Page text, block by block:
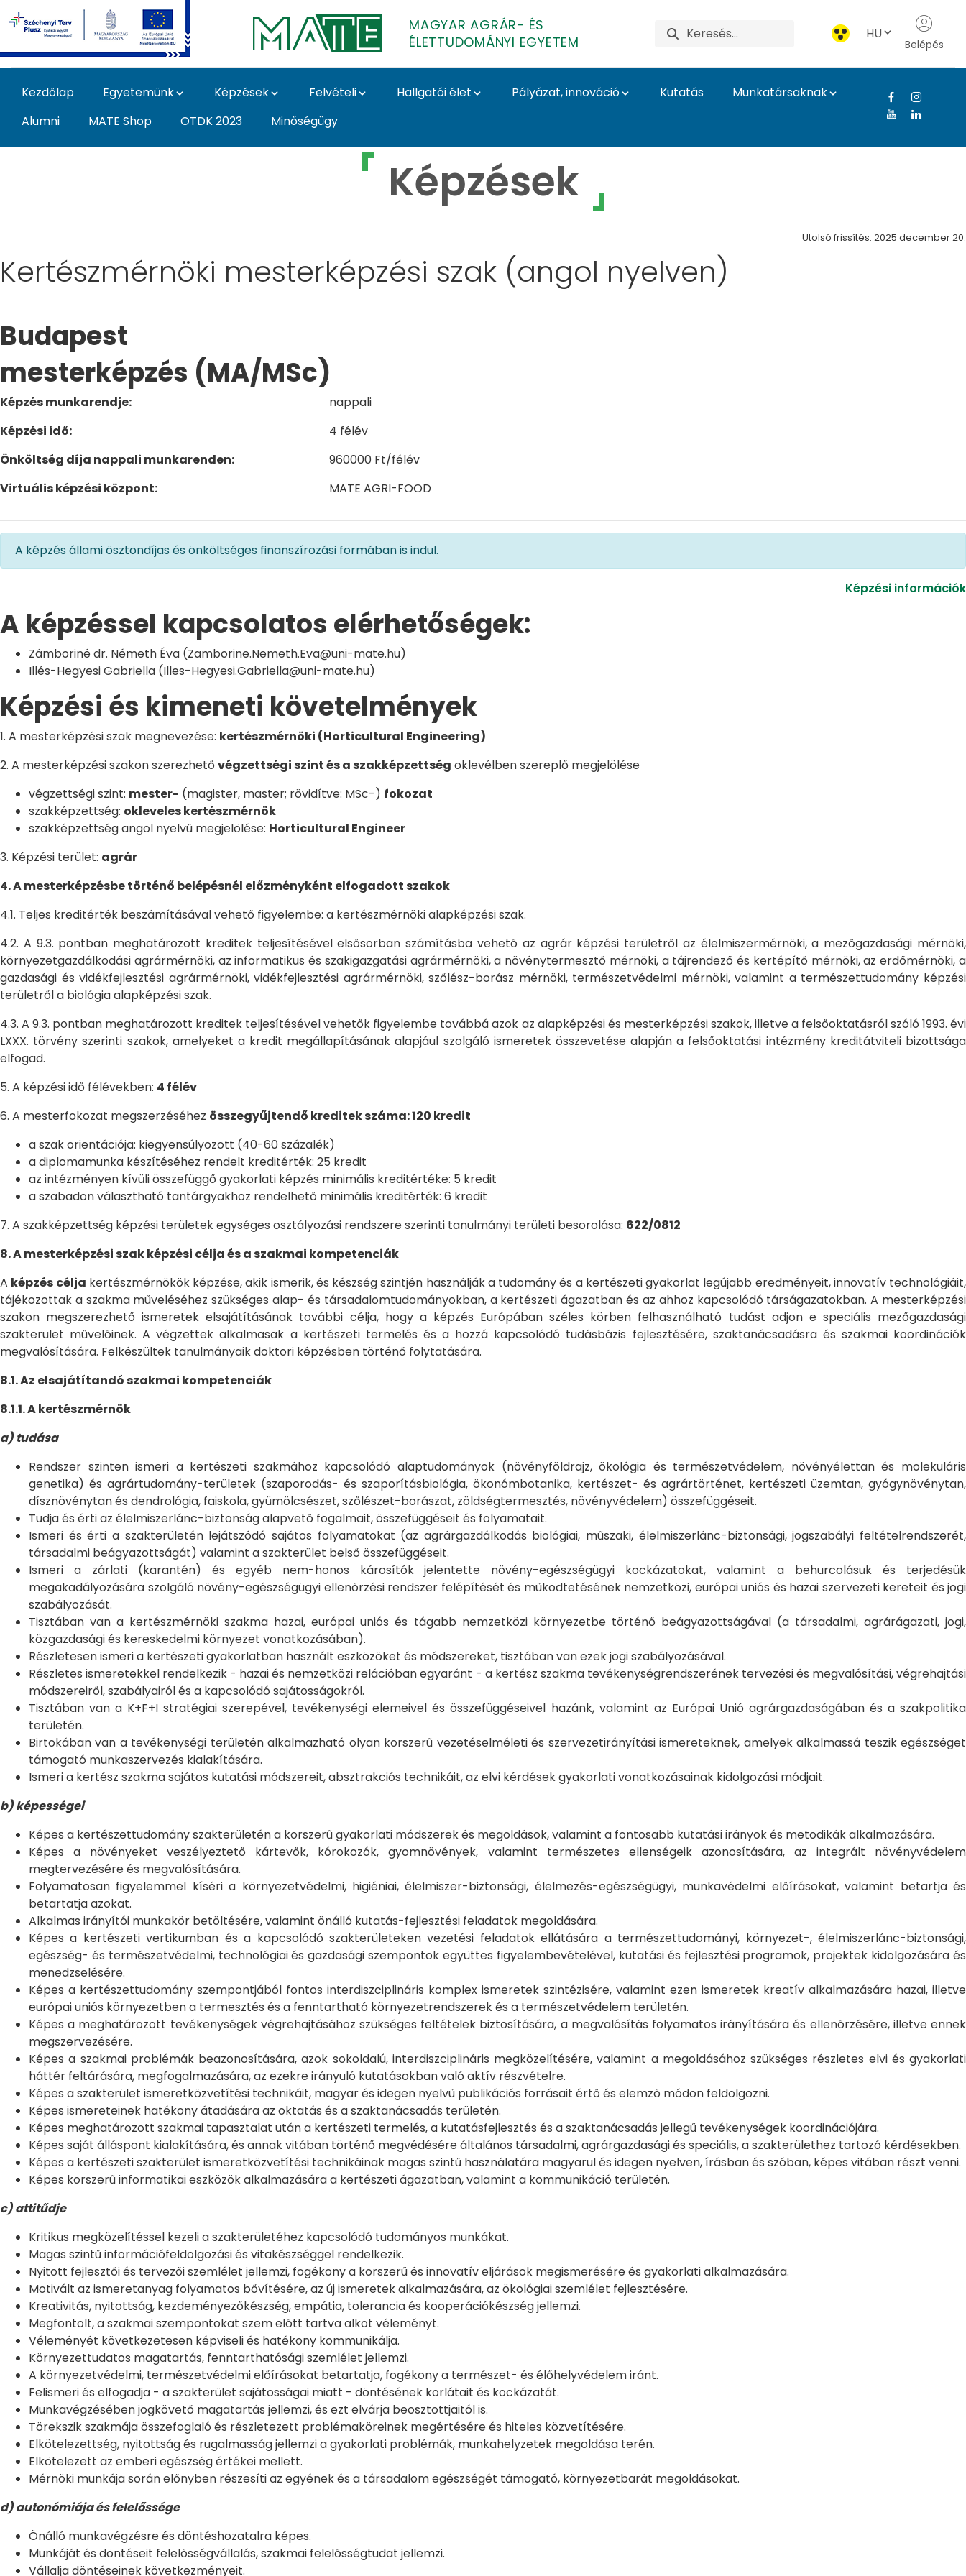
Ugrás a fő tartalomhoz
MAGYAR AGRÁR- ÉS
ÉLETTUDOMÁNYI EGYETEM
HU
Belépés
Kezdőlap Egyetemünk Képzések Felvételi Hallgatói élet Pályázat, innováció Kutatás
Munkatársaknak
Alumni
MATE Shop OTDK 2023 Minőségügy
Képzés - Magyar Agrár- és Élettudományi Egyetem
Képzések
Utolsó frissítés: 2025 december 20.
Kertészmérnöki mesterképzési szak (angol nyelven)
Budapest
mesterképzés (MA/MSc)
Képzés munkarendje:
nappali
Képzési idő:
4 félév
Önköltség díja nappali munkarenden:
960000 Ft/félév
Virtuális képzési központ:
MATE AGRI-FOOD
​​​​A képzés állami ösztöndíjas és önköltséges finanszírozási formában is indul.
Képzési információk
A képzéssel kapcsolatos elérhetőségek:
Zámboriné dr. Németh Éva (Zamborine.Nemeth.Eva@uni-mate.hu)
Illés-Hegyesi Gabriella (Illes-Hegyesi.Gabriella@uni-mate.hu)
Képzési és kimeneti követelmények
1. A mesterképzési szak megnevezése: kertészmérnöki (Horticultural Engineering)
2. A mesterképzési szakon szerezhető végzettségi szint és a szakképzettség oklevélben szereplő megjelölése
végzettségi szint: mester- (magister, master; rövidítve: MSc-) fokozat
szakképzettség: okleveles kertészmérnök
szakképzettség angol nyelvű megjelölése: Horticultural Engineer
3. Képzési terület: agrár
4. A mesterképzésbe történő belépésnél előzményként elfogadott szakok
4.1. Teljes kreditérték beszámításával vehető figyelembe: a kertészmérnöki alapképzési szak.
4.2. A 9.3. pontban meghatározott kreditek teljesítésével elsősorban számításba vehető az agrár képzési területről az élelmiszermérnöki, a mezőgazdasági mérnöki,
környezetgazdálkodási agrármérnöki, az informatikus és szakigazgatási agrármérnöki, a növénytermesztő mérnöki, a tájrendező és kertépítő mérnöki, az erdőmérnöki, a
gazdasági és vidékfejlesztési agrármérnöki, vidékfejlesztési agrármérnöki, szőlész-borász mérnöki, természetvédelmi mérnöki, valamint a természettudomány képzési
területről a biológia alapképzési szak.
4.3. A 9.3. pontban meghatározott kreditek teljesítésével vehetők figyelembe továbbá azok az alapképzési és mesterképzési szakok, illetve a felsőoktatásról szóló 1993. évi
LXXX. törvény szerinti szakok, amelyeket a kredit megállapításának alapjául szolgáló ismeretek összevetése alapján a felsőoktatási intézmény kreditátviteli bizottsága
elfogad.
5. A képzési idő félévekben: 4 félév
6. A mesterfokozat megszerzéséhez összegyűjtendő kreditek száma: 120 kredit
a szak orientációja: kiegyensúlyozott (40-60 százalék)
a diplomamunka készítéséhez rendelt kreditérték: 25 kredit
az intézményen kívüli összefüggő gyakorlati képzés minimális kreditértéke: 5 kredit
a szabadon választható tantárgyakhoz rendelhető minimális kreditérték: 6 kredit
7. A szakképzettség képzési területek egységes osztályozási rendszere szerinti tanulmányi területi besorolása: 622/0812
8. A mesterképzési szak képzési célja és a szakmai kompetenciák
A képzés célja kertészmérnökök képzése, akik ismerik, és készség szintjén használják a tudomány és a kertészeti gyakorlat legújabb eredményeit, innovatív technológiáit,
tájékozottak a szakma műveléséhez szükséges alap- és társadalomtudományokban, a kertészeti ágazatban és az ahhoz kapcsolódó társágazatokban. A mesterképzési
szakon megszerezhető ismeretek elsajátításának további célja, hogy a képzés Európában széles körben felhasználható tudást adjon e speciális mezőgazdasági
szakterület művelőinek. A végzettek alkalmasak a kertészeti termelés és a hozzá kapcsolódó tudásbázis fejlesztésére, szaktanácsadásra és szakmai koordinációk
megvalósítására. Felkészültek tanulmányaik doktori képzésben történő folytatására.
8.1. Az elsajátítandó szakmai kompetenciák
8.1.1. A kertészmérnök
a) tudása
Rendszer szinten ismeri a kertészeti szakmához kapcsolódó alaptudományok (növényföldrajz, ökológia és természetvédelem, növényélettan és molekuláris
genetika) és agrártudomány-területek (szaporodás- és szaporításbiológia, ökonómbotanika, kertészet- és agrártörténet, kertészeti üzemtan, gyógynövénytan,
dísznövénytan és dendrológia, faiskola, gyümölcsészet, szőlészet-borászat, zöldségtermesztés, növényvédelem) összefüggéseit.
Tudja és érti az élelmiszerlánc-biztonság alapvető fogalmait, összefüggéseit és folyamatait.
Ismeri és érti a szakterületén lejátszódó sajátos folyamatokat (az agrárgazdálkodás biológiai, műszaki, élelmiszerlánc-biztonsági, jogszabályi feltételrendszerét,
társadalmi beágyazottságát) valamint a szakterület belső összefüggéseit.
Ismeri a zárlati (karantén) és egyéb nem-honos károsítók jelentette növény-egészségügyi kockázatokat, valamint a behurcolásuk és terjedésük
megakadályozására szolgáló növény-egészségügyi ellenőrzési rendszer felépítését és működtetésének nemzetközi, európai uniós és hazai szervezeti kereteit és jogi
szabályozását.
Tisztában van a kertészmérnöki szakma hazai, európai uniós és tágabb nemzetközi környezetbe történő beágyazottságával (a társadalmi, agrárágazati, jogi,
közgazdasági és kereskedelmi környezet vonatkozásában).
Részletesen ismeri a kertészeti gyakorlatban használt eszközöket és módszereket, tisztában van ezek jogi szabályozásával.
Részletes ismeretekkel rendelkezik - hazai és nemzetközi relációban egyaránt - a kertész szakma tevékenységrendszerének tervezési és megvalósítási, végrehajtási
módszereiről, szabályairól és a kapcsolódó sajátosságokról.
Tisztában van a K+F+I stratégiai szerepével, tevékenységi elemeivel és összefüggéseivel hazánk, valamint az Európai Unió agrárgazdaságában és a szakpolitika
területén.
Birtokában van a tevékenységi területén alkalmazható olyan korszerű vezetéselméleti és szervezetirányítási ismereteknek, amelyek alkalmassá teszik egészséget
támogató munkaszervezés kialakítására.
Ismeri a kertész szakma sajátos kutatási módszereit, absztrakciós technikáit, az elvi kérdések gyakorlati vonatkozásainak kidolgozási módjait.
b) képességei
Képes a kertészettudomány szakterületén a korszerű gyakorlati módszerek és megoldások, valamint a fontosabb kutatási irányok és metodikák alkalmazására.
Képes a növényeket veszélyeztető kártevők, kórokozók, gyomnövények, valamint természetes ellenségeik azonosítására, az integrált növényvédelem
megtervezésére és megvalósítására.
Folyamatosan figyelemmel kíséri a környezetvédelmi, higiéniai, élelmiszer-biztonsági, élelmezés-egészségügyi, munkavédelmi előírásokat, valamint betartja és
betartatja azokat.
Alkalmas irányítói munkakör betöltésére, valamint önálló kutatás-fejlesztési feladatok megoldására.
Képes a kertészeti vertikumban és a kapcsolódó szakterületeken vezetési feladatok ellátására a természettudományi, környezet-, élelmiszerlánc-biztonsági,
egészség- és természetvédelmi, technológiai és gazdasági szempontok együttes figyelembevételével, kutatási és fejlesztési programok, projektek kidolgozására és
menedzselésére.
Képes a kertészettudomány szempontjából fontos interdiszciplináris komplex ismeretek szintézisére, valamint ezen ismeretek kreatív alkalmazására hazai, illetve
európai uniós környezetben a termesztés és a fenntartható környezetrendszerek és a természetvédelem területén.
Képes a meghatározott tevékenységek végrehajtásához szükséges feltételek biztosítására, a megvalósítás folyamatos irányítására és ellenőrzésére, illetve ennek
megszervezésére.
Képes a szakmai problémák beazonosítására, azok sokoldalú, interdiszciplináris megközelítésére, valamint a megoldásához szükséges részletes elvi és gyakorlati
háttér feltárására, megfogalmazására, az ezekre irányuló kutatásokban való aktív részvételre.
Képes a szakterület ismeretközvetítési technikáit, magyar és idegen nyelvű publikációs forrásait értő és elemző módon feldolgozni.
Képes ismereteinek hatékony átadására az oktatás és a szaktanácsadás területén.
Képes meghatározott szakmai tapasztalat után a kertészeti termelés, a kutatásfejlesztés és a szaktanácsadás jellegű tevékenységek koordinációjára.
Képes saját álláspont kialakítására, és annak vitában történő megvédésére általános társadalmi, agrárgazdasági és speciális, a szakterülethez tartozó kérdésekben.
Képes a kertészeti szakterület ismeretközvetítési technikáinak magas szintű használatára magyarul és idegen nyelven, írásban és szóban, képes vitában részt venni.
Képes korszerű informatikai eszközök alkalmazására a kertészeti ágazatban, valamint a kommunikáció területén.
c) attitűdje
Kritikus megközelítéssel kezeli a szakterületéhez kapcsolódó tudományos munkákat.
Magas szintű információfeldolgozási és vitakészséggel rendelkezik.
Nyitott fejlesztői és tervezői szemlélet jellemzi, fogékony a korszerű és innovatív eljárások megismerésére és gyakorlati alkalmazására.
Motivált az ismeretanyag folyamatos bővítésére, az új ismeretek alkalmazására, az ökológiai szemlélet fejlesztésére.
Kreativitás, nyitottság, kezdeményezőkészség, empátia, tolerancia és kooperációkészség jellemzi.
Megfontolt, a szakmai szempontokat szem előtt tartva alkot véleményt.
Véleményét következetesen képviseli és hatékony kommunikálja.
Környezettudatos magatartás, fenntarthatósági szemlélet jellemzi.
A környezetvédelmi, természetvédelmi előírásokat betartatja, fogékony a természet- és élőhelyvédelem iránt.
Felismeri és elfogadja - a szakterület sajátosságai miatt - döntésének korlátait és kockázatát.
Munkavégzésében jogkövető magatartás jellemzi, és ezt elvárja beosztottjaitól is.
Törekszik szakmája összefoglaló és részletezett problémaköreinek megértésére és hiteles közvetítésére.
Elkötelezettség, nyitottság és rugalmasság jellemzi a gyakorlati problémák, munkahelyzetek megoldása terén.
Elkötelezett az emberi egészség értékei mellett.
Mérnöki munkája során előnyben részesíti az egyének és a társadalom egészségét támogató, környezetbarát megoldásokat.
d) autonómiája és felelőssége
Önálló munkavégzésre és döntéshozatalra képes.
Munkáját és döntéseit felelősségvállalás, szakmai felelősségtudat jellemzi.
Vállalja döntéseinek következményeit.